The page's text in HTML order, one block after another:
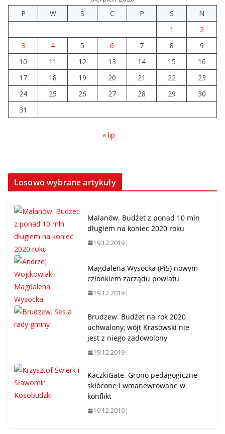
P
W Ś C P S
N
1
2
3
4 5 6 7 8
9
10
11 12 13 14 15
16
17
18 19 20 21 22
23
24
25 26 27 28 29
30
31
« lip
Losowo wybrane artykuły
Malanów. Budżet z ponad 10 mln
długiem na koniec 2020 roku
19.12.2019
Magdalena Wysocka (PiS) nowym
członkiem zarządu powiatu
19.12.2019
Brudzew. Budżet na rok 2020
uchwalony, wójt Krasowski nie
jest z niego zadowolony
19.12.2019
KaczkiGate. Grono pedagogiczne
skłócone i wmanewrowane w
konflikt
19.12.2019